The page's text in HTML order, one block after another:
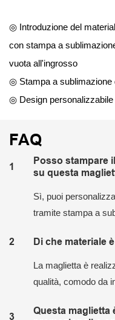
◎ Introduzione del
con stampa a
vuota all'ingrosso
◎ Stampa a sublimazione
◎ Design personalizzabile
FAQ
1
Posso stampare
su questa
Sì, puoi
tramite stampa a
2 Di che materiale
La maglietta è
qualità, comodo da
3
Questa maglietta